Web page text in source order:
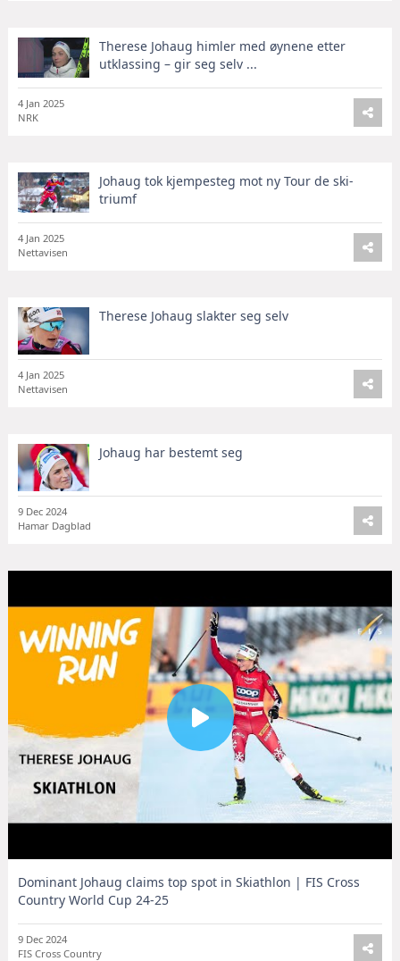
Therese Johaug himler med øynene etter
utklassing – gir seg selv ...
4 Jan 2025
NRK
Johaug tok kjempesteg mot ny Tour de ski-
triumf
4 Jan 2025
Nettavisen
Therese Johaug slakter seg selv
4 Jan 2025
Nettavisen
Johaug har bestemt seg
9 Dec 2024
Hamar Dagblad
Dominant Johaug claims top spot in Skiathlon | FIS Cross
Country World Cup 24-25
9 Dec 2024
FIS Cross Country